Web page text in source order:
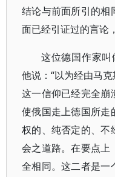
结论与前面所引的相
面已经引证过的言论
这位德国作家叫
他说：“以为经由马
这一信仰已经完全崩
使俄国走上德国所走
权的、纯否定的、不
会之道路。在要点上
全相同。这二者是一